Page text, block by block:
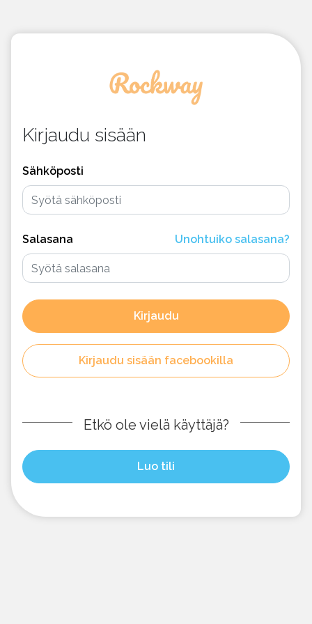
Kirjaudu sisään
Sähköposti
Salasana Unohtuiko salasana?
Kirjaudu
Kirjaudu sisään facebookilla
Etkö ole vielä käyttäjä?
Luo tili